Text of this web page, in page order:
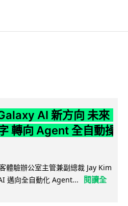
AI 新方向 未來
轉向 Agent 全自動操
體驗辦公室主管兼副總裁 Jay Kim
邁向全自動化 Agent...
閱讀全